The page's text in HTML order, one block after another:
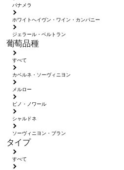
パナメラ
ホワイトへイヴン・ワイン・カンパニー
ジェラール・ベルトラン
葡萄品種
すべて
カベルネ・ソーヴィニヨン
メルロー
ピノ・ノワール
シャルドネ
ソーヴィニヨン・ブラン
タイプ
すべて